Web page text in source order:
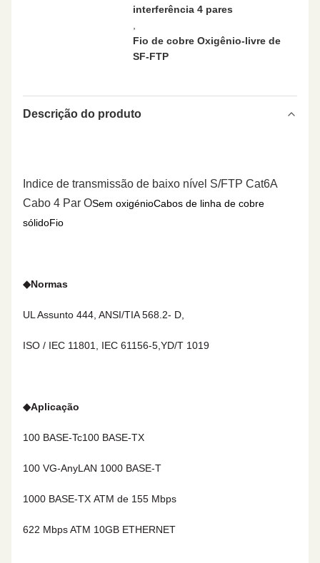
interferência 4 pares
Fio de cobre Oxigênio-livre de
SF-FTP
Descrição do produto
Indice de transmissão de baixo nível S/FTP Cat6A
Cabo 4 Par OSem oxigénioCabos de linha de cobre
sólidoFio
◆Normas
UL Assunto 444, ANSI/TIA 568.2- D,
ISO / IEC 11801, IEC 61156-5,YD/T 1019
◆Aplicação
100 BASE-Tc100 BASE-TX
100 VG-AnyLAN 1000 BASE-T
1000 BASE-TX ATM de 155 Mbps
622 Mbps ATM 10GB ETHERNET